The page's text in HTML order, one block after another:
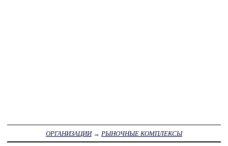
ОРГАНИЗАЦИИ→ РЫНОЧНЫЕ КОМПЛЕКСЫ